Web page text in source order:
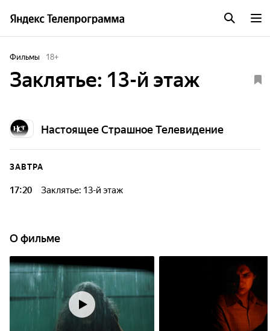
Фильмы 18+
Заклятье: 13-й этаж
Настоящее Страшное Телевидение
ЗАВТРА
17:20 Заклятье: 13-й этаж
О фильме